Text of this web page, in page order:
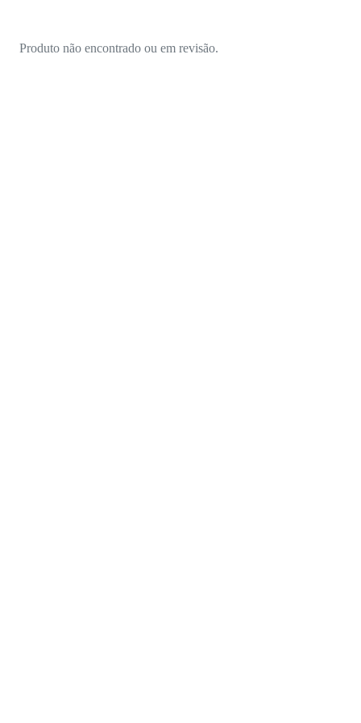
Produto não encontrado ou em revisão.